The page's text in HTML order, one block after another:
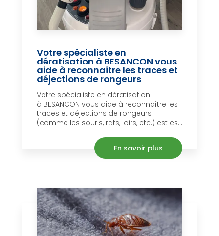
Votre spécialiste en
dératisation à BESANCON vous
aide à reconnaître les traces et
déjections de rongeurs
Votre spécialiste en dératisation
à BESANCON vous aide à reconnaître les
traces et déjections de rongeurs
(comme les souris, rats, loirs, etc.) est es...
En savoir plus